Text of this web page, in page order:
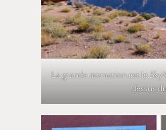
La grande attraction est le
dessus